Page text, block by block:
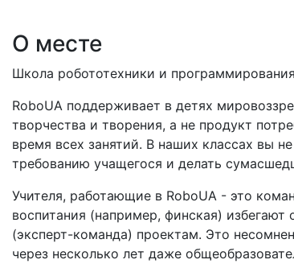
О месте
Школа робототехники и программирования
RoboUA поддерживает в детях
творчества и творения, а не продукт
время всех занятий. В наших классах вы
требованию учащегося и делать
Учителя, работающие в RoboUA - это
воспитания (например, финская)
(эксперт-команда) проектам. Это
через несколько лет даже